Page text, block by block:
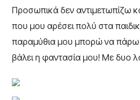
Προσωπικά δεν αντιμετωπίζω
που μου αρέσει πολύ στα
παραμύθια μου μπορώ να πάρω
βάλει η φαντασία μου! Με δυο